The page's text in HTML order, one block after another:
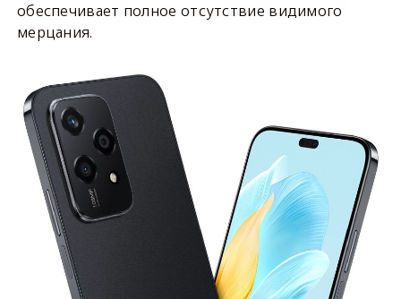
обеспечивает полное отсутствие видимого
мерцания.